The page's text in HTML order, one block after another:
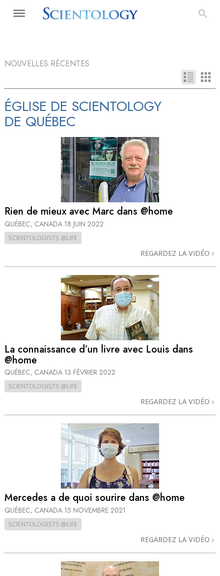
NOUVELLES RÉCENTES
ÉGLISE DE SCIENTOLOGY
DE QUÉBEC
Rien de mieux avec Marc dans @home
QUÉBEC, CANADA 18 JUIN 2022
SCIENTOLOGISTS @LIFE
REGARDEZ LA VIDÉO
La connaissance d’un livre avec Louis dans
@home
QUÉBEC, CANADA 13 FÉVRIER 2022
SCIENTOLOGISTS @LIFE
REGARDEZ LA VIDÉO
Mercedes a de quoi sourire dans @home
QUÉBEC, CANADA 15 NOVEMBRE 2021
SCIENTOLOGISTS @LIFE
REGARDEZ LA VIDÉO